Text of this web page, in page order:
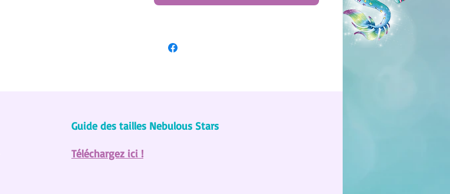
Guide des tailles Nebulous Stars
Téléchargez ici !